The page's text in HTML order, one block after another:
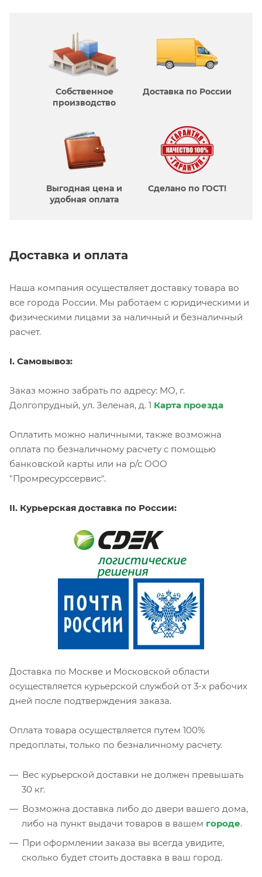
Собственное
производcтво
Доставка по России
Выгодная цена и
удобная оплата
Сделано по ГОСТ!
Доставка и оплата
Наша компания осуществляет доставку товара во
все города России. Мы работаем с юридическими и
физическими лицами за наличный и безналичный
расчет.
I. Самовывоз:
Заказ можно забрать по адресу: МО, г.
Долгопрудный, ул. Зеленая, д. 1 Карта проезда
Оплатить можно наличными, также возможна
оплата по безналичному расчету с помощью
банковской карты или на р/с ООО
"Промресурссервис".
II. Курьерская доставка по России:
Доставка по Москве и Московской области
осуществляется курьерской службой от 3-х рабочих
дней после подтверждения заказа.
Оплата товара осуществляется путем 100%
предоплаты, только по безналичному расчету.
Вес курьерской доставки не должен превышать
30 кг.
Возможна доставка либо до двери вашего дома,
либо на пункт выдачи товаров в вашем городе.
При оформлении заказа вы всегда увидите,
сколько будет стоить доставка в ваш город.